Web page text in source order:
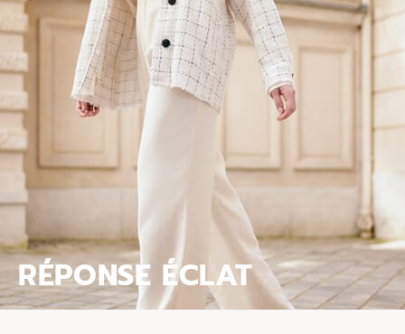
RÉPONSE ÉCLAT